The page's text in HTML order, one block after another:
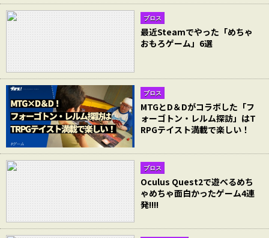
ブロス
最近Steamでやった「めちゃ
おもろゲーム」6選
ブロス
MTGとD＆Dがコラボした「フ
ォーゴトン・レルム探訪」はT
RPGテイスト満載で楽しい！
ブロス
Oculus Quest2で遊べるめち
ゃめちゃ面白かったゲーム4連
発!!!!